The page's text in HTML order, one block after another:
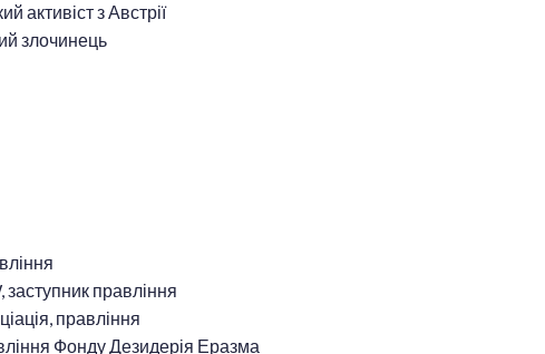
активіст з Австрії
злочинець
правління
правління
Фонду Дезидерія Еразма